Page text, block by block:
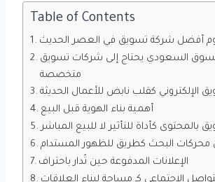
Table of Contents
أفضل شركة تسويق في العصر الحديث
السوق السعودي يحتاج إلى شركات تسويق
متخصصة
الإلكتروني كقلب نابض للأعمال الحديثة
أهمية بناء الهوية قبل البيع
بالمحتوى كأداة للتأثير لا للبيع المباشر
البحث كطريق للظهور المستدام
الإعلانات المدفوعة حين تُدار باحتراف
الاجتماعي كـ مساحة لبناء العلاقات